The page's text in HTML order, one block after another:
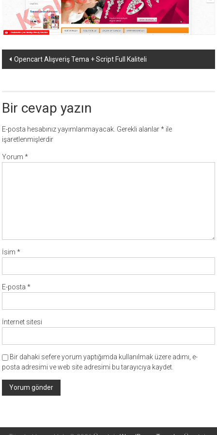
temalar,
wordpress
temaları,
sitesi.
Yazı
Opencart Alışveriş Tema + Script Full Kaliteli
Bir cevap yazın
E-posta hesabınız yayımlanmayacak. Gerekli alanlar* ile
işaretlenmişlerdir
Yorum*
İsim*
E-posta*
İnternet sitesi
Bir dahaki sefere yorum yaptığımda kullanılmak üzere adımı, e-
posta adresimi ve web site adresimi bu tarayıcıya kaydet.